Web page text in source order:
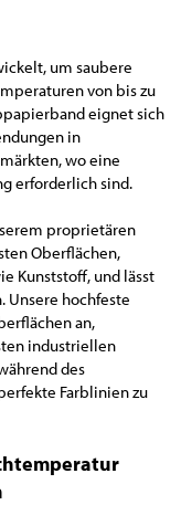
um saubere
von bis zu
eignet sich
in
wo eine
erforderlich sind.
proprietären
Oberflächen,
Kunststoff, und lässt
Unsere hochfeste
an,
industriellen
des
Farblinien zu